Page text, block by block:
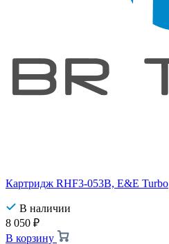
Картридж RHF3-053B, E&E Turbo
В наличии
8 050 ₽
В корзину